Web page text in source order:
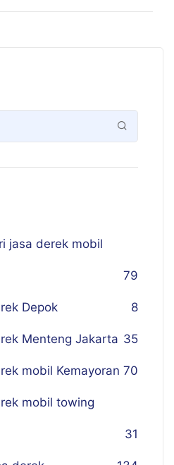
jasa derek mobil
79
Depok 8
Menteng Jakarta 35
mobil Kemayoran 70
mobil towing
31